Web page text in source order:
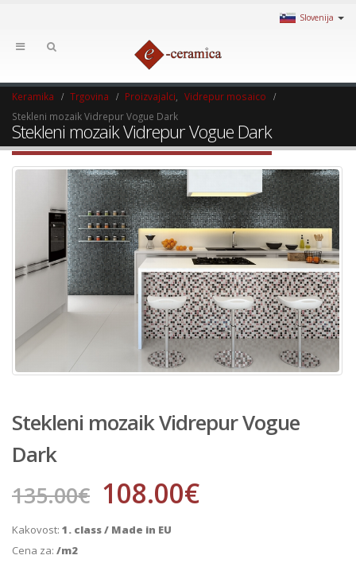
Slovenija
Keramika Trgovina Proizvajalci
Vidrepur mosaico
Stekleni mozaik Vidrepur Vogue Dark
Stekleni mozaik Vidrepur Vogue Dark
Stekleni mozaik Vidrepur Vogue
Dark
135.00€ 108.00€
Kakovost: 1. class / Made in EU
Cena za: /m2